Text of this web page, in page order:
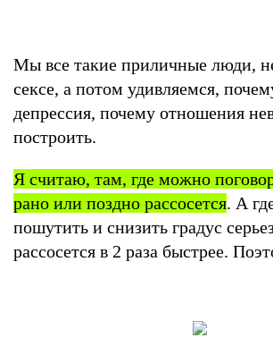
Мы все такие приличные люди,
сексе, а потом удивляемся,
депрессия, почему отношения
построить.
Я считаю, там, где можно
рано или поздно рассосется. А
пошутить и снизить градус
рассосется в 2 раза быстрее.